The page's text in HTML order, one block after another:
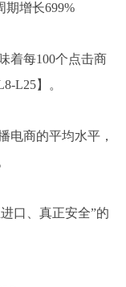
期增长699%
着每100个点击商
L25】。
电商的平均水平，
口、真正安全”的